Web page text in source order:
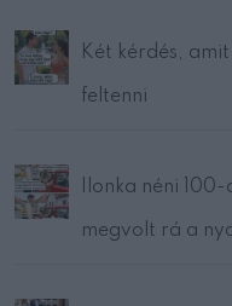
Két kérdés,
feltenni
Ilonka néni
megvolt rá a